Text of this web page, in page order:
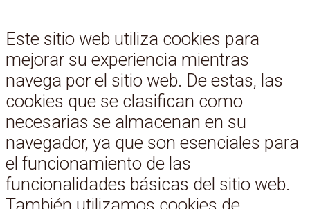
Este sitio web utiliza cookies para
mejorar su experiencia mientras
navega por el sitio web. De estas, las
cookies que se clasifican como
necesarias se almacenan en su
navegador, ya que son esenciales para
el funcionamiento de las
funcionalidades básicas del sitio web.
También utilizamos cookies de